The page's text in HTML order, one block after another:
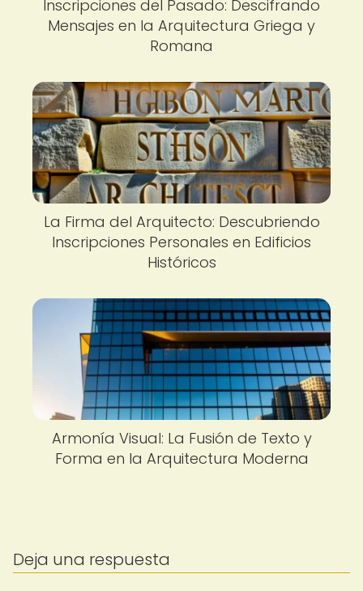
Inscripciones del Pasado: Descifrando
Mensajes en la Arquitectura Griega y
Romana
La Firma del Arquitecto: Descubriendo
Inscripciones Personales en Edificios
Históricos
Armonía Visual: La Fusión de Texto y
Forma en la Arquitectura Moderna
Deja una respuesta